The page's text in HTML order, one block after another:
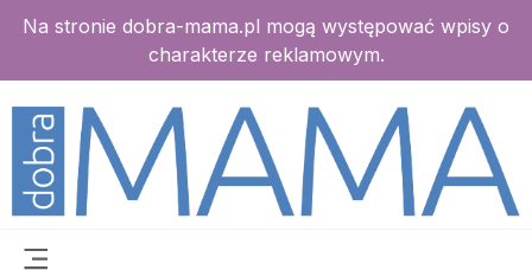
Na stronie dobra-mama.pl mogą występować wpisy o
charakterze reklamowym.